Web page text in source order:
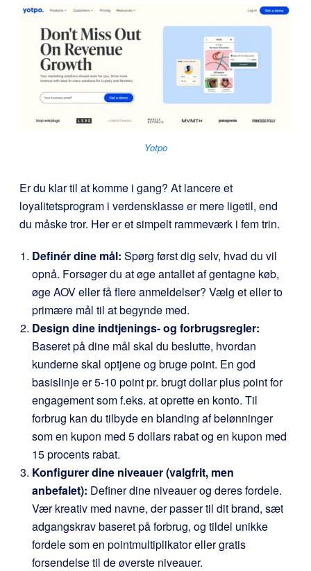
Yotpo
Er du klar til at komme i gang? At lancere et
loyalitetsprogram i verdensklasse er mere ligetil, end
du måske tror. Her er et simpelt rammeværk i fem trin.
Definér dine mål: Spørg først dig selv, hvad du vil
opnå. Forsøger du at øge antallet af gentagne køb,
øge AOV eller få flere anmeldelser? Vælg et eller to
primære mål til at begynde med.
Design dine indtjenings- og forbrugsregler:
Baseret på dine mål skal du beslutte, hvordan
kunderne skal optjene og bruge point. En god
basislinje er 5-10 point pr. brugt dollar plus point for
engagement som f.eks. at oprette en konto. Til
forbrug kan du tilbyde en blanding af belønninger
som en kupon med 5 dollars rabat og en kupon med
15 procents rabat.
Konfigurer dine niveauer (valgfrit, men
anbefalet): Definer dine niveauer og deres fordele.
Vær kreativ med navne, der passer til dit brand, sæt
adgangskrav baseret på forbrug, og tildel unikke
fordele som en pointmultiplikator eller gratis
forsendelse til de øverste niveauer.